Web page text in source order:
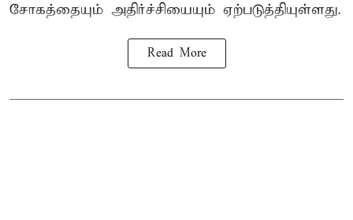
சோகத்தையும் அதிர்ச்சியையும் ஏற்படுத்தியுள்ளது.
Read More